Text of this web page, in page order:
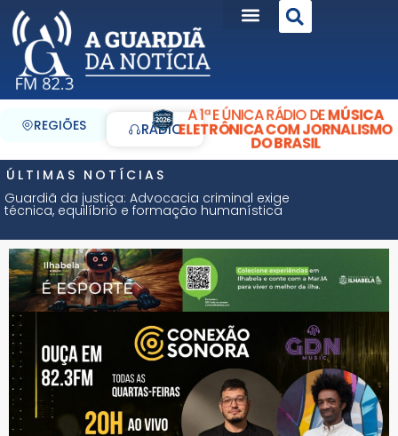
REGIÕES RÁDIO
A 1ª E ÚNICA RÁDIO DEMÚSICA
ELETRÔNICA COM JORNALISMO
DO BRASIL
ÚLTIMAS NOTÍCIAS
Guardiã da justiça: Advocacia criminal exige
técnica, equilíbrio e formação humanística